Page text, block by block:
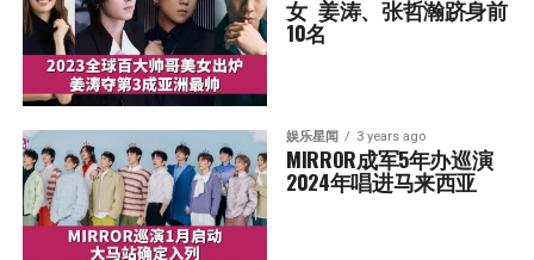
女  姜涛、张哲瀚跻身前
10名
娱乐星闻 3 years ago
MIRROR成军5年办巡演
2024年唱进马来西亚